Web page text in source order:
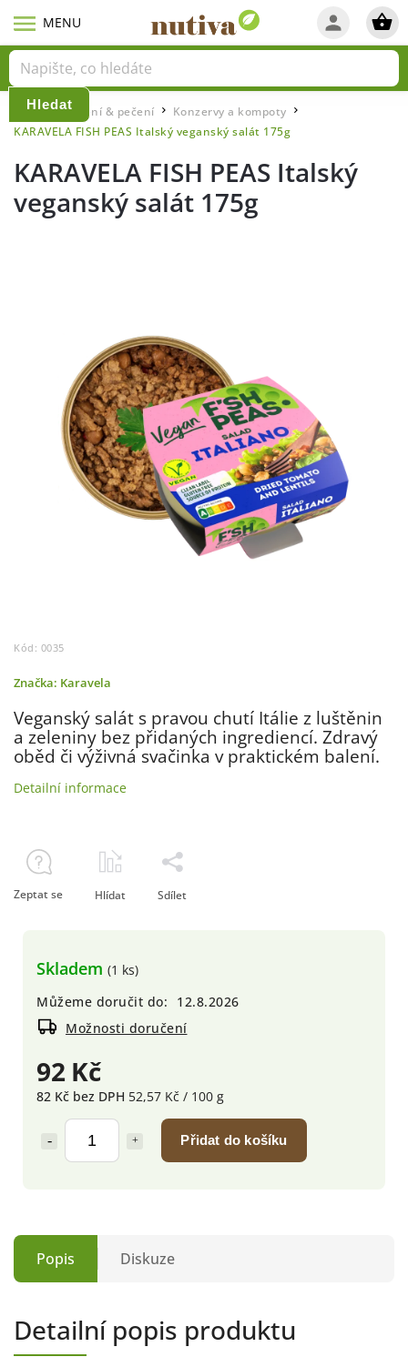
Hledat
Domů / Vaření & pečení Konzervy a kompoty
KARAVELA FISH PEAS Italský veganský salát 175g
KARAVELA FISH PEAS Italský
veganský salát 175g
Kód: 0035
Značka: Karavela
92 Kč
82 Kč bez DPH 52,57 Kč / 100 g
Přidat do košíku
Skladem (1 ks)
Můžeme doručit do:
12.8.2026
Možnosti doručení
Veganský salát s pravou chutí Itálie z luštěnin
a zeleniny bez přidaných ingrediencí. Zdravý
oběd či výživná svačinka v praktickém balení.
Detailní informace
Zeptat se Hlídat Sdílet
Popis Diskuze
Detailní popis produktu